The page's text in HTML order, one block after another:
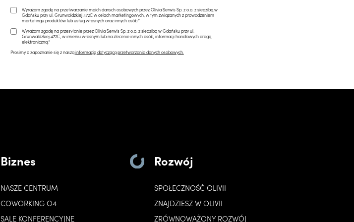
Wyrażam zgodę na przetwarzanie moich danych osobowych przez Olivia Serwis Sp. z o.o. z siedzibą w
Gdańsku przy ul. Grunwaldzkiej 472C w celach marketingowych, w tym związanych z prowadzeniem
marketingu produktów lub usług własnych oraz innych osób.*
Wyrażam zgodę na przesyłanie przez Olivia Serwis Sp. z o.o. z siedzibą w Gdańsku przy ul.
Grunwaldzkiej 472C, w imieniu własnym lub na zlecenie innych osób, informacji handlowych drogą
elektroniczną.*
Prosimy o zapoznanie się z nasząinformacją dotyczącą przetwarzania danych osobowych.
Biznes
NASZE CENTRUM
COWORKING O4
SALE KONFERENCYJNE
Rozwój
SPOŁECZNOŚĆ OLIVII
ZNAJDZIESZ W OLIVII
ZRÓWNOWAŻONY ROZWÓJ